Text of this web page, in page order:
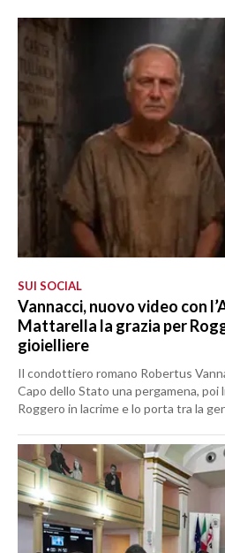
SUI SOCIAL
Vannacci, nuovo video con
Mattarella la grazia per
gioielliere
Il condottiero romano Robertus
Capo dello Stato una pergamena, poi
Roggero in lacrime e lo porta tra la